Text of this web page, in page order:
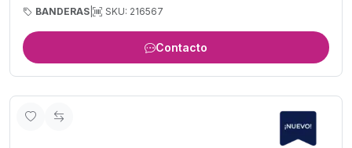
BANDERAS SKU: 216567
Contacto